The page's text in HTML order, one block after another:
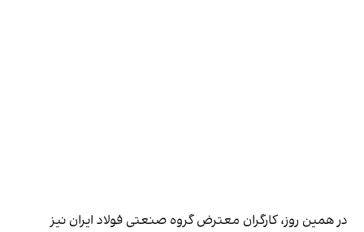
در همین روز، کارگران معترض گروه صنعتی فولاد ایران نیز